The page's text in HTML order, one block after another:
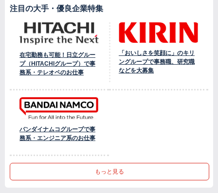
注目の大手・優良企業特集
在宅勤務も可能！日立グルー
プ（HITACHIグループ）で事
務系・テレオペのお仕事
「おいしさを笑顔に」のキリ
ングループで事務職、研究職
などを大募集
バンダイナムコグループで事
務系・エンジニア系のお仕事
もっと見る